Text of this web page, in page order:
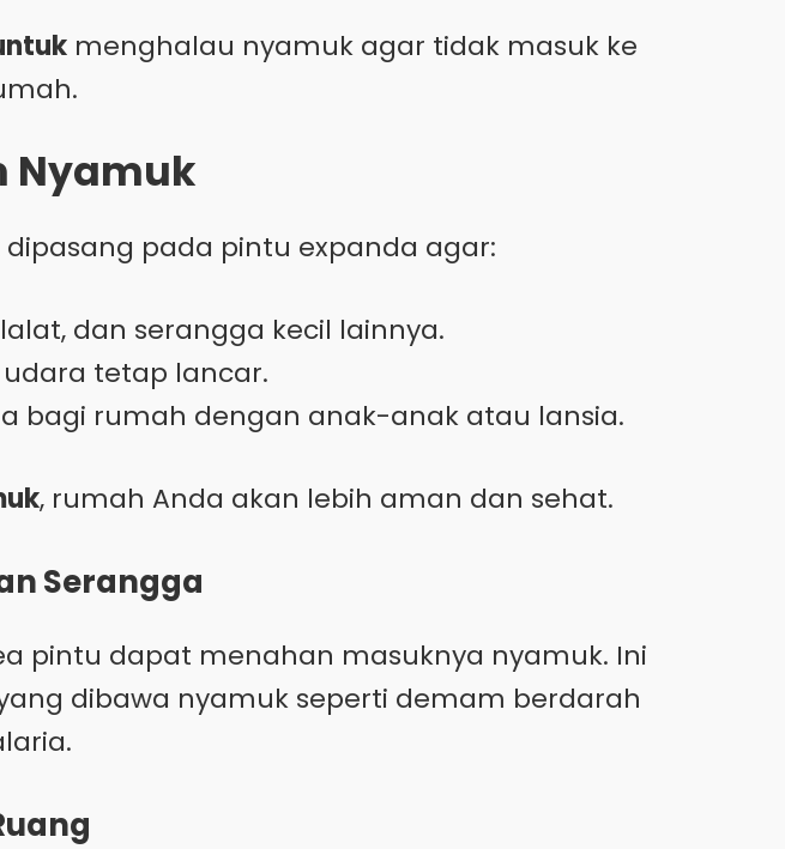
menghalau nyamuk agar tidak masuk ke
Nyamuk
pada pintu expanda agar:
dan serangga kecil lainnya.
tetap lancar.
bagi rumah dengan anak-anak atau lansia.
, rumah Anda akan lebih aman dan sehat.
Serangga
pintu dapat menahan masuknya nyamuk. Ini
dibawa nyamuk seperti demam berdarah